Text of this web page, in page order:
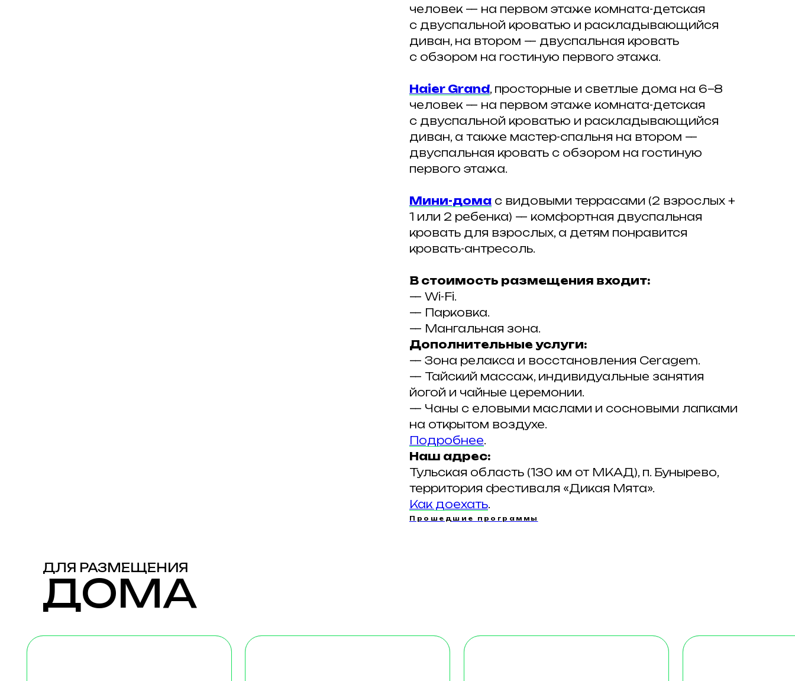
человек — на первом этаже комната-детская
с двуспальной кроватью и раскладывающийся
диван, на втором — двуспальная кровать
с обзором на гостиную первого этажа.
Haier Grand, просторные и светлые дома на 6−8
человек — на первом этаже комната-детская
с двуспальной кроватью и раскладывающийся
диван, а также мастер-спальня на втором —
двуспальная кровать с обзором на гостиную
первого этажа.
Мини-дома с видовыми террасами (2 взрослых +
1 или 2 ребенка) — комфортная двуспальная
кровать для взрослых, а детям понравится
кровать-антресоль.
В стоимость размещения входит:
— Wi-Fi.
— Парковка.
— Мангальная зона.
Дополнительные услуги:
— Зона релакса и восстановления Ceragem.
— Тайский массаж, индивидуальные занятия
йогой и чайные церемонии.
— Чаны с еловыми маслами и сосновыми лапками
на открытом воздухе.
Подробнее.
Наш адрес:
Тульская область (130 км от МКАД), п. Бунырево,
территория фестиваля «Дикая Мята».
Как доехать.
Прошедшие программы
ДЛЯ РАЗМЕЩЕНИЯ
ДОМА
Дома с изображениями
легендарных музыкантов
2 взрослых + 1 ребенок
Стоимость: будни от 7 500₽
Авторские муралы
Однокомнатный
комфортный домик,
Для тех, кто любит стиль,
Особую атмосферу